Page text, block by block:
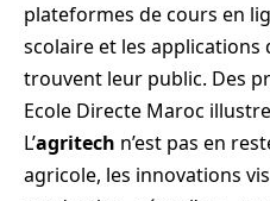
plateformes de cours en
scolaire et les applications
trouvent leur public. Des
Ecole Directe Maroc
L’agritech n’est pas en
agricole, les innovations